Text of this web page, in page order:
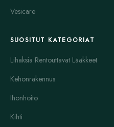
Vesicare
SUOSITUT KATEGORIAT
Lihaksia Rentouttavat Lääkkeet
Kehonrakennus
Ihonhoito
Kihti